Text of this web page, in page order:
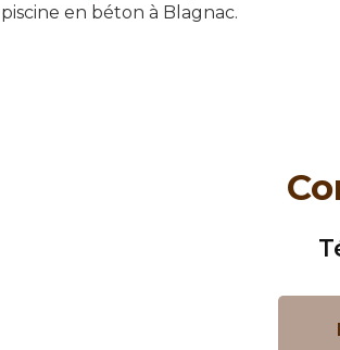
piscine en béton à Blagnac.